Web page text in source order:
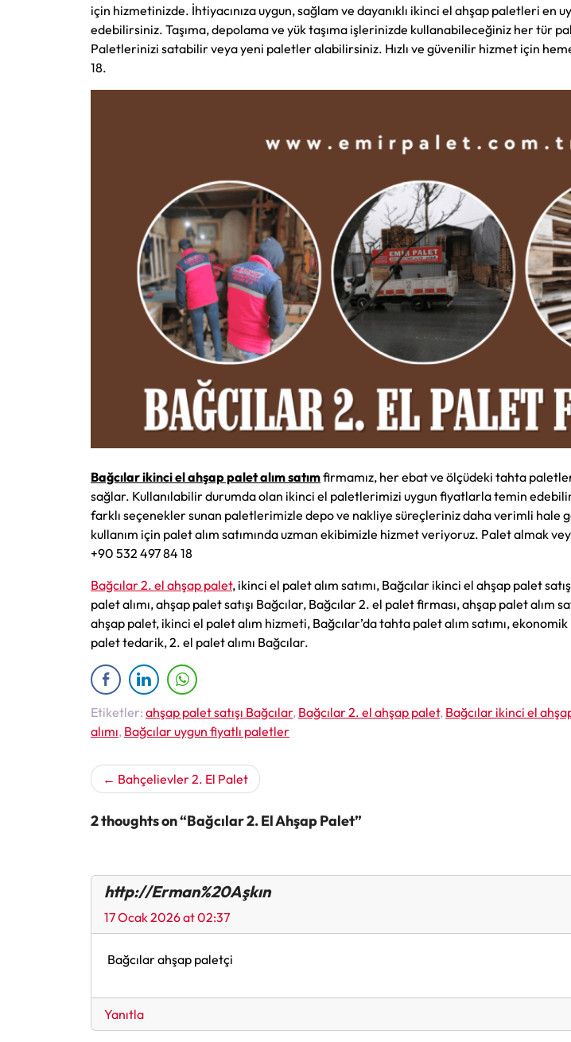
için hizmetinizde. İhtiyacınıza uygun, sağlam ve dayanıklı ikinci el ahşap paletleri en
edebilirsiniz. Taşıma, depolama ve yük taşıma işlerinizde kullanabileceğiniz her tür
Paletlerinizi satabilir veya yeni paletler alabilirsiniz. Hızlı ve güvenilir hizmet için
18.
Bağcılar ikinci el ahşap palet alım satımfirmamız, her ebat ve ölçüdeki tahta
sağlar. Kullanılabilir durumda olan ikinci el paletlerimizi uygun fiyatlarla temin
farklı seçenekler sunan paletlerimizle depo ve nakliye süreçleriniz daha verimli hale
kullanım için palet alım satımında uzman ekibimizle hizmet veriyoruz. Palet almak
+90 532 497 84 18
Bağcılar 2. el ahşap palet, ikinci el palet alım satımı, Bağcılar ikinci el ahşap palet
palet alımı, ahşap palet satışı Bağcılar, Bağcılar 2. el palet firması, ahşap palet alım
ahşap palet, ikinci el palet alım hizmeti, Bağcılar’da tahta palet alım satımı,
palet tedarik, 2. el palet alımı Bağcılar.
Etiketler: ahşap palet satışı Bağcılar, Bağcılar 2. el ahşap palet, Bağcılar ikinci el
alımı, Bağcılar uygun fiyatlı paletler
Yazı
gezinmesi
Bahçelievler 2. El Palet
2 thoughts on “Bağcılar 2. El Ahşap Palet”
http://Erman%20Aşkın
17 Ocak 2026 at 02:37
Bağcılar ahşap paletçi
Yanıtla